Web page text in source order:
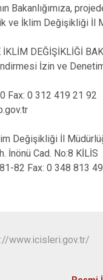
Bakanlığımıza,
ve İklim Değişikliği İl
İKLİM DEĞİŞİKLİĞİ
İzin ve
Fax: 0 312 419 21 92
Değişikliği İl
İnönü Cad. No:8 KİLİS
82 Fax: 0 348 813